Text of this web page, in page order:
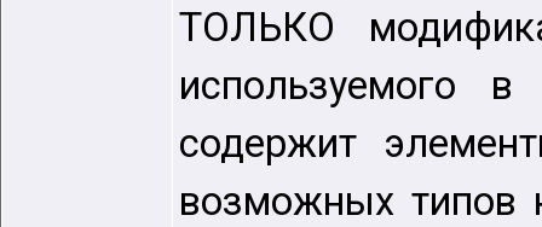
ТОЛЬКО
используемого
содержит
возможных типов